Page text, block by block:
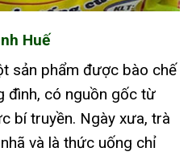
Huế
sản phẩm được bào chế
đình, có nguồn gốc từ
bí truyền. Ngày xưa, trà
và là thức uống chỉ